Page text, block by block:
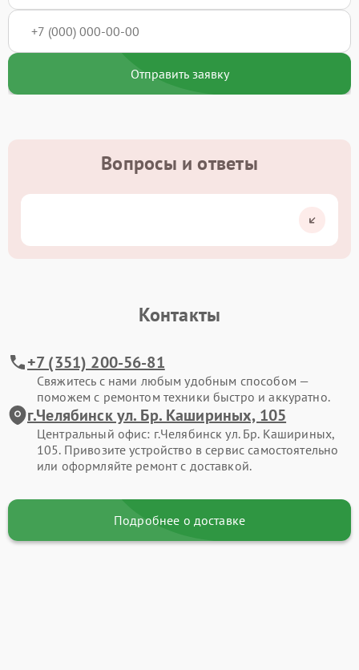
Отправить заявку
Вопросы и ответы
Контакты
+7 (351) 200-56-81
Свяжитесь с нами любым удобным способом —
поможем с ремонтом техники быстро и аккуратно.
г.Челябинск ул. Бр. Кашириных, 105
Центральный офис: г.Челябинск ул. Бр. Кашириных,
105. Привозите устройство в сервис самостоятельно
или оформляйте ремонт с доставкой.
Подробнее о доставке